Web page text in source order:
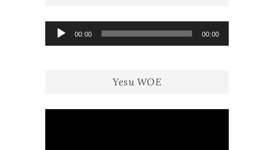
Lecteur
audio
00:00 00:00
Yesu WOE